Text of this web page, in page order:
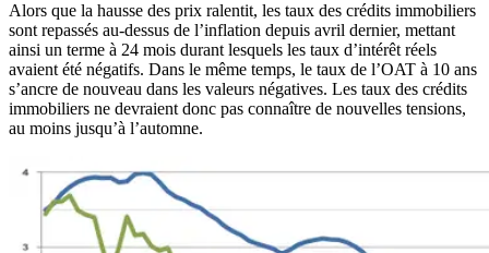
Alors que la hausse des prix ralentit, les taux des crédits immobiliers
sont repassés au-dessus de l’inflation depuis avril dernier, mettant
ainsi un terme à 24 mois durant lesquels les taux d’intérêt réels
avaient été négatifs. Dans le même temps, le taux de l’OAT à 10 ans
s’ancre de nouveau dans les valeurs négatives. Les taux des crédits
immobiliers ne devraient donc pas connaître de nouvelles tensions,
au moins jusqu’à l’automne.